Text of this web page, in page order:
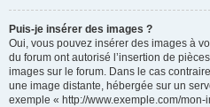
Puis-je insérer des images ?
Oui, vous pouvez insérer des images à
du forum ont autorisé l’insertion de
images sur le forum. Dans le cas
une image distante, hébergée sur un
exemple « http://www.exemple.com/